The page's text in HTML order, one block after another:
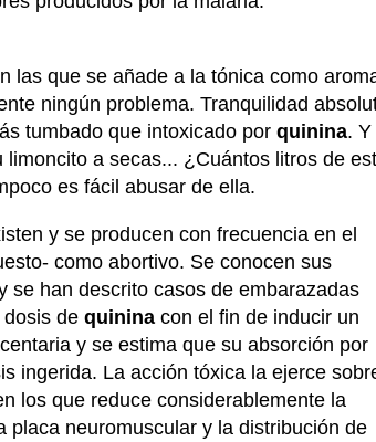
las que se añade a la tónica como
ningún problema. Tranquilidad
tumbado que intoxicado por quinina. Y
a secas... ¿Cuántos litros de
es fácil abusar de ella.
y se producen con frecuencia en el
como abortivo. Se conocen sus
se han descrito casos de embarazadas
de quinina con el fin de inducir un
y se estima que su absorción por
ingerida. La acción tóxica la ejerce
los que reduce considerablemente la
placa neuromuscular y la distribución de